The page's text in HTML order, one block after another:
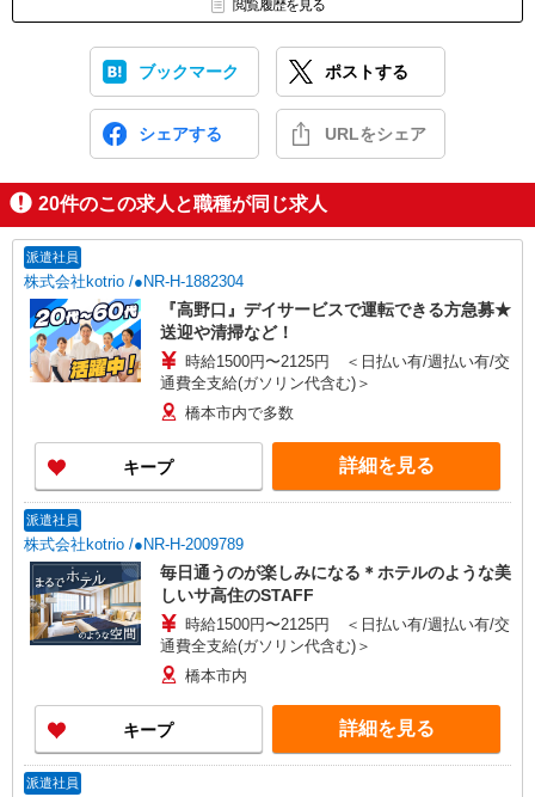
閲覧履歴を見る
ブックマーク ポストする
シェアする URLをシェア
20件のこの求人と職種が同じ求人
派遣社員
株式会社kotrio /●NR-H-1882304
『高野口』デイサービスで運転できる方急募★
送迎や清掃など！
時給1500円〜2125円 ＜日払い有/週払い有/交
通費全支給(ガソリン代含む)＞
橋本市内で多数
キープ 詳細を見る
派遣社員
株式会社kotrio /●NR-H-2009789
毎日通うのが楽しみになる＊ホテルのような美
しいサ高住のSTAFF
時給1500円〜2125円 ＜日払い有/週払い有/交
通費全支給(ガソリン代含む)＞
橋本市内
キープ 詳細を見る
派遣社員